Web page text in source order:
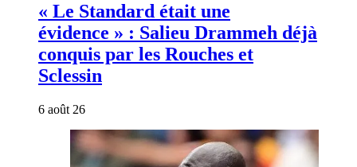
« Le Standard était une
évidence » : Salieu Drammeh déjà
conquis par les Rouches et
Sclessin
6 août 26